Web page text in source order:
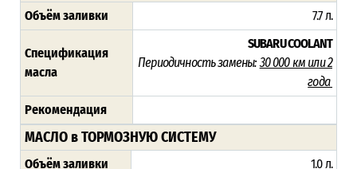
Объём заливки 7.7 л.
Спецификация
масла
SUBARU COOLANT
Периодичность замены:30 000 км или 2
года
Рекомендация
МАСЛО в ТОРМОЗНУЮ СИСТЕМУ
Объём заливки 1.0 л.